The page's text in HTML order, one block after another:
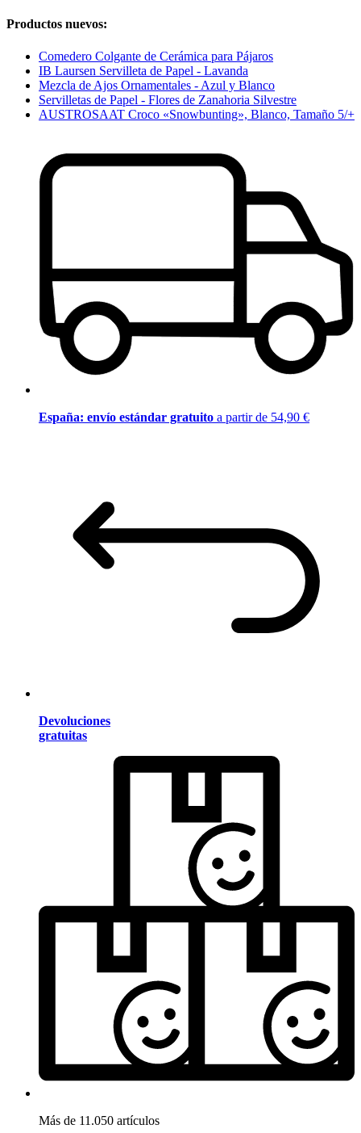
Productos nuevos:
Comedero Colgante de Cerámica para Pájaros
IB Laursen Servilleta de Papel - Lavanda
Mezcla de Ajos Ornamentales - Azul y Blanco
Servilletas de Papel - Flores de Zanahoria Silvestre
AUSTROSAAT Croco «Snowbunting», Blanco, Tamaño 5/+
España: envío estándar gratuito a partir de 54,90 €
Devoluciones
gratuitas
Más de 11.050 artículos